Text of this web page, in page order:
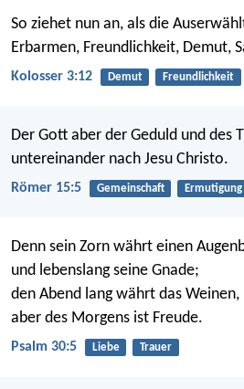
So ziehet nun an, als die
Erbarmen, Freundlichkeit, Demut,
Kolosser 3:12 Demut Freundlichkeit
Der Gott aber der Geduld und des
untereinander nach Jesu Christo.
Römer 15:5 Gemeinschaft Ermutigung
Denn sein Zorn währt einen
und lebenslang seine Gnade;
den Abend lang währt das Weinen,
aber des Morgens ist Freude.
Psalm 30:5 Liebe Trauer